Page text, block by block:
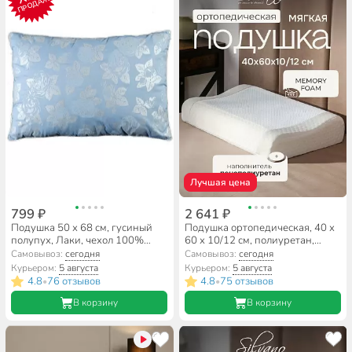
ПРОДАЖ
799 ₽
Подушка 50 х 68 см, гусиный
полупух, Лаки, чехол 100%
хлопок, кант, средняя, Бел-
Поль, ПГл-57сб
Самовывоз:сегодня
Курьером: 5 августа
4.8•76 отзывов
В корзину
Лучшая цена
2 641 ₽
Подушка ортопедическая, 40 х
60 х 10/12 см, полиуретан,
чехол полиэстер, кант, с
эффектом памяти, мягкая,
Silvano, Y8-2977
Самовывоз: сегодня
Курьером: 5 августа
4.8•75 отзывов
В корзину